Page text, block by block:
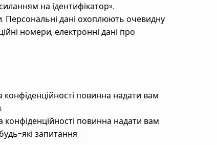
на ідентифікатор».
Персональні дані охоплюють очевидну
номери, електронні дані про
повинна надати вам
повинна надати вам
які запитання.